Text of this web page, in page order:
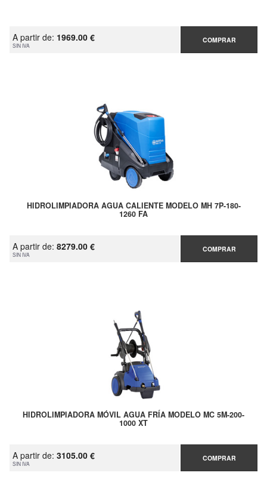
A partir de: 1969.00 €
SIN IVA
COMPRAR
HIDROLIMPIADORA AGUA CALIENTE MODELO MH 7P-180-
1260 FA
A partir de: 8279.00 €
SIN IVA
COMPRAR
HIDROLIMPIADORA MÓVIL AGUA FRÍA MODELO MC 5M-200-
1000 XT
A partir de: 3105.00 €
SIN IVA
COMPRAR